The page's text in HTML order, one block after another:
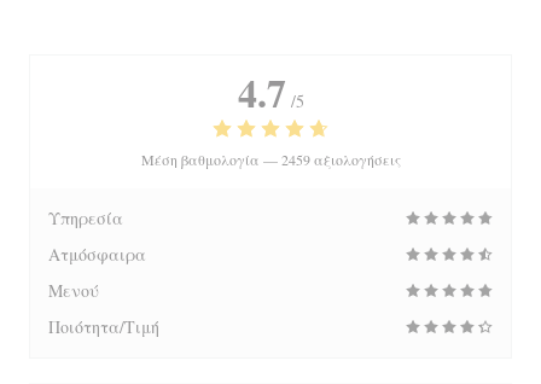
4.7 /5
Μέση βαθμολογία —2459 αξιολογήσεις
Υπηρεσία
Ατμόσφαιρα
Μενού
Ποιότητα/Τιμή